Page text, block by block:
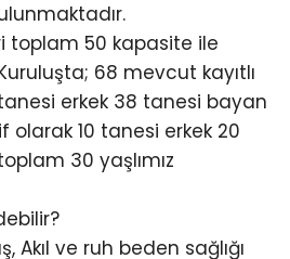
toplam 50 kapasite ile
68 mevcut kayıtlı
erkek 38 tanesi bayan
olarak 10 tanesi erkek 20
30 yaşlımız
Akıl ve ruh beden sağlığı